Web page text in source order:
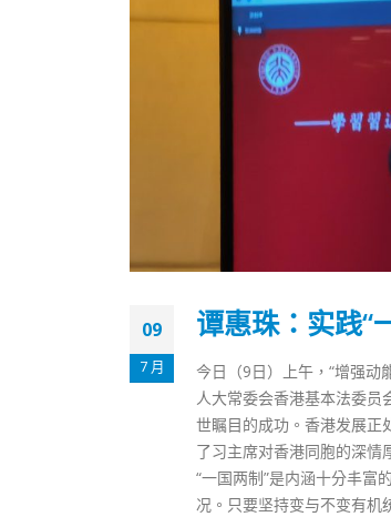
09
7 月
谭惠珠：实践“
今日（9日）上午，“增强
人大常委会香港基本法委员
世瞩目的成功。香港发展正
了习主席对香港同胞的深情
“一国两制”是内涵十分丰富
况。只要坚持变与不变有机
香港全港各区工商联永远名
会长吴锡有出席2023首届中
(深圳)乡村振兴产业博览会